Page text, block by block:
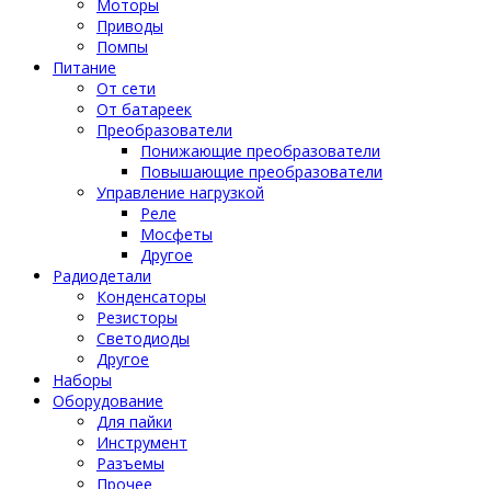
Моторы
Приводы
Помпы
Питание
От сети
От батареек
Преобразователи
Понижающие преобразователи
Повышающие преобразователи
Управление нагрузкой
Реле
Мосфеты
Другое
Радиодетали
Конденсаторы
Резисторы
Светодиоды
Другое
Наборы
Оборудование
Для пайки
Инструмент
Разъемы
Прочее